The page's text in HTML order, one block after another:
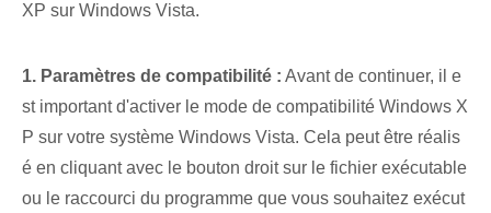
XP sur Windows Vista.
1. Paramètres de compatibilité : Avant de continuer, il e
st important d'activer le mode de compatibilité Windows X
P sur votre système Windows Vista. Cela peut être réalis
é en cliquant avec le bouton droit sur le fichier exécutable
ou le raccourci du programme que vous souhaitez exécut